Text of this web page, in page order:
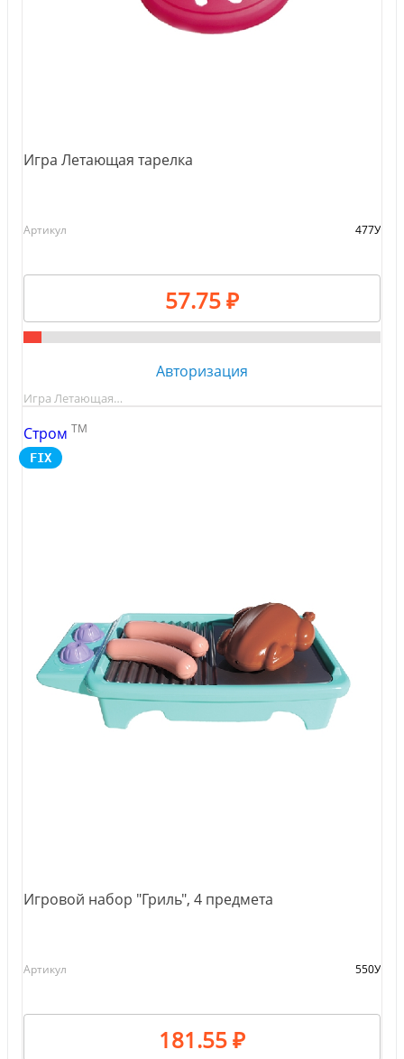
Игра Летающая тарелка
Артикул 477У
57.75 ₽
Авторизация
Игра Летающая…
Стром TM
FIX
Игровой набор "Гриль", 4 предмета
Артикул 550У
181.55 ₽